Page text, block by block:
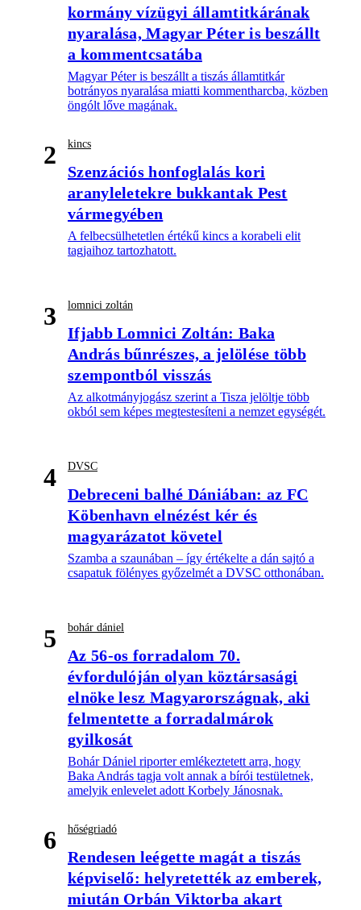
kormány vízügyi államtitkárának
nyaralása, Magyar Péter is beszállt
a kommentcsatába
Magyar Péter is beszállt a tiszás államtitkár
botrányos nyaralása miatti kommentharcba, közben
öngólt lőve magának.
2 kincs
Szenzációs honfoglalás kori
aranyleletekre bukkantak Pest
vármegyében
A felbecsülhetetlen értékű kincs a korabeli elit
tagjaihoz tartozhatott.
3 lomnici zoltán
Ifjabb Lomnici Zoltán: Baka
András bűnrészes, a jelölése több
szempontból visszás
Az alkotmányjogász szerint a Tisza jelöltje több
okból sem képes megtestesíteni a nemzet egységét.
4 DVSC
Debreceni balhé Dániában: az FC
Köbenhavn elnézést kér és
magyarázatot követel
Szamba a szaunában – így értékelte a dán sajtó a
csapatuk fölényes győzelmét a DVSC otthonában.
5 bohár dániel
Az 56-os forradalom 70.
évfordulóján olyan köztársasági
elnöke lesz Magyarországnak, aki
felmentette a forradalmárok
gyilkosát
Bohár Dániel riporter emlékeztetett arra, hogy
Baka András tagja volt annak a bírói testületnek,
amelyik enlevelet adott Korbely Jánosnak.
6 hőségriadó
Rendesen leégette magát a tiszás
képviselő: helyretették az emberek,
miután Orbán Viktorba akart